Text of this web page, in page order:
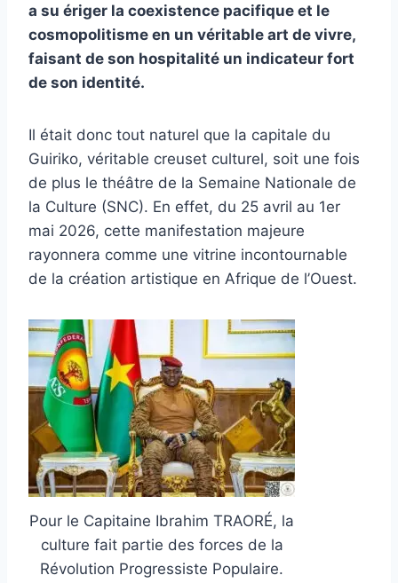
a su ériger la coexistence pacifique et le
cosmopolitisme en un véritable art de vivre,
faisant de son hospitalité un indicateur fort
de son identité.
Il était donc tout naturel que la capitale du
Guiriko, véritable creuset culturel, soit une fois
de plus le théâtre de la Semaine Nationale de
la Culture (SNC). En effet, du 25 avril au 1er
mai 2026, cette manifestation majeure
rayonnera comme une vitrine incontournable
de la création artistique en Afrique de l’Ouest.
Pour le Capitaine Ibrahim TRAORÉ, la
culture fait partie des forces de la
Révolution Progressiste Populaire.